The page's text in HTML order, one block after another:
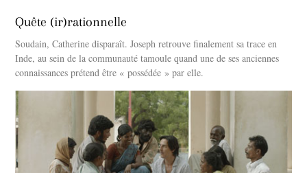
Quête (ir)rationnelle
Soudain, Catherine disparaît. Joseph retrouve finalement sa trace en
Inde, au sein de la communauté tamoule quand une de ses anciennes
connaissances prétend être « possédée » par elle.